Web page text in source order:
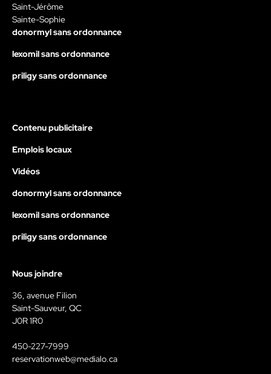
Saint-Jérôme
Sainte-Sophie
donormyl sans ordonnance
lexomil sans ordonnance
priligy sans ordonnance
Contenu publicitaire
Emplois locaux
Vidéos
donormyl sans ordonnance
lexomil sans ordonnance
priligy sans ordonnance
Nous joindre
36, avenue Filion
Saint-Sauveur, QC
J0R 1R0
450-227-7999
reservationweb@medialo.ca